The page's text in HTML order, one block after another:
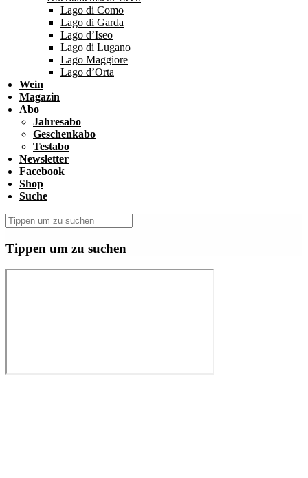
Lago di Como
Lago di Garda
Lago d’Iseo
Lago di Lugano
Lago Maggiore
Lago d’Orta
Wein
Magazin
Abo
Jahresabo
Geschenkabo
Testabo
Newsletter
Facebook
Shop
Suche
Tippen um zu suchen